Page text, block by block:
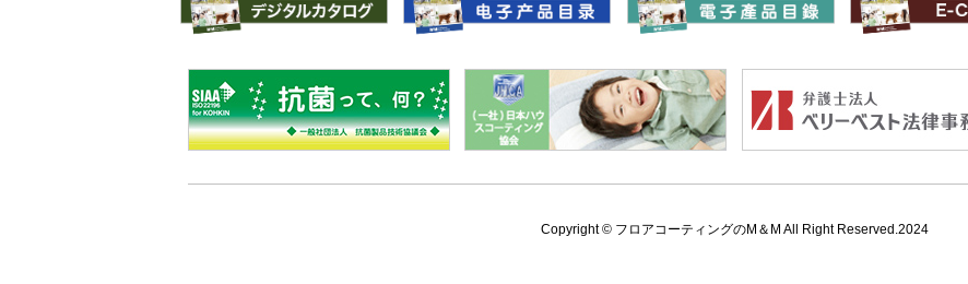
Copyright © フロアコーティングのM＆M All Right Reserved.2024